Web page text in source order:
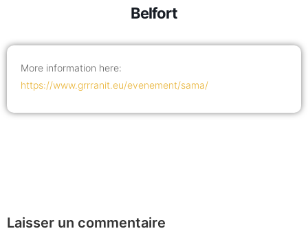
Belfort
More information here:
https://www.grrranit.eu/evenement/sama/
Laisser un commentaire